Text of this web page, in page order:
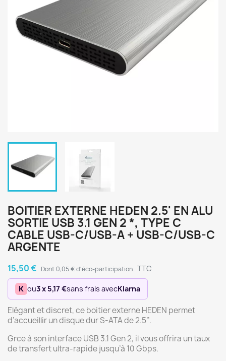
BOITIER EXTERNE HEDEN 2.5' EN ALU
SORTIE USB 3.1 GEN 2 *, TYPE C
CABLE USB-C/USB-A + USB-C/USB-C
ARGENTE
15,50 € Dont 0,05 € d'éco-participation TTC
K ou3 x 5,17 €sans frais avecKlarna
Elégant et discret, ce boitier externe HEDEN permet
d’accueillir un disque dur S-ATA de 2.5’’.
Grce à son interface USB 3.1 Gen 2, il vous offrira un taux
de transfert ultra-rapide jusqu’à 10 Gbps.